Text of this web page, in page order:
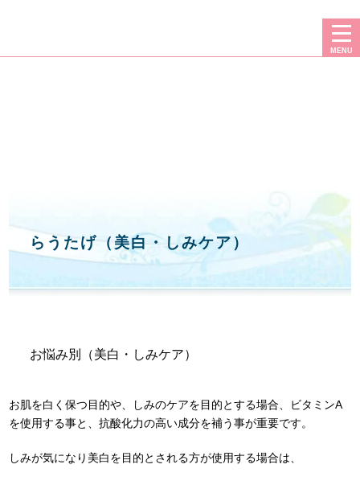
MENU
らうたげ（美白・しみケア）
お悩み別（美白・しみケア）
お肌を白く保つ目的や、しみのケアを目的とする場合、ビタミンA
を使用する事と、抗酸化力の高い成分を補う事が重要です。
しみが気になり美白を目的とされる方が使用する場合は、